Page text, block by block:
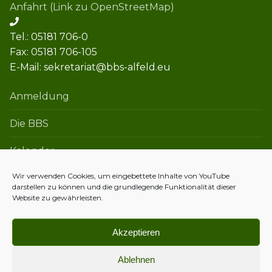
Wir verwenden Cookies, um eingebettete Inhalte von YouTube
darstellen zu können und die grundlegende Funktionalität dieser
Website zu gewährleisten.
Akzeptieren
Ablehnen
Anfahrt (Link zu OpenStreetMap)
Tel.: 05181 706-0
Fax: 05181 706-105
E-Mail: sekretariat@bbs-alfeld.eu
Anmeldung
Die BBS
Kalender
Kontakt
Datenschutzerklärung
Impressum